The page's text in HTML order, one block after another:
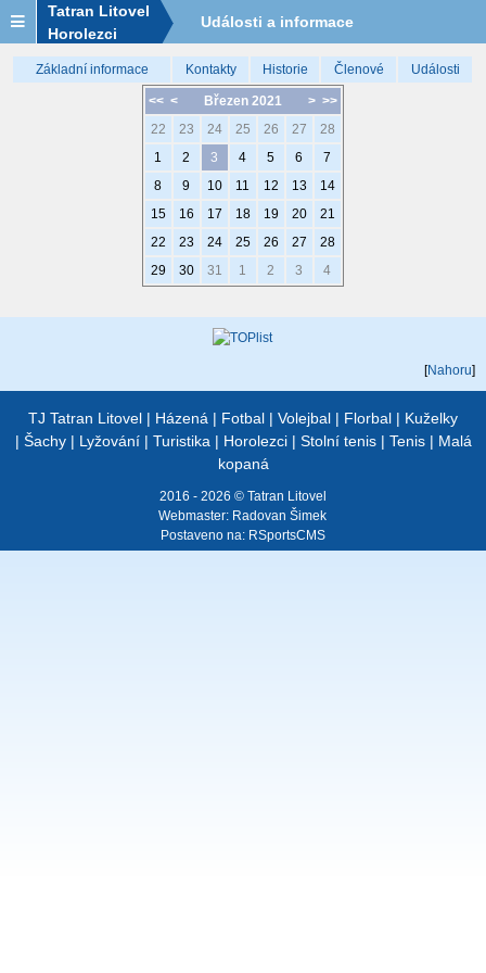
Tatran Litovel
Horolezci
Události a informace
Základní informace Kontakty Historie Členové Události
<< < > >>
Březen 2021
22
23 24 25 26 27
28
1
2 3 4 5 6
7
8
9 10 11 12 13
14
15
16 17 18 19 20
21
22
23 24 25 26 27
28
29
30 31 1 2 3 4
[Nahoru]
TJ Tatran Litovel | Házená | Fotbal | Volejbal | Florbal | Kuželky
| Šachy| Lyžování| Turistika | Horolezci| Stolní tenis| Tenis| Malá
kopaná
2016 - 2026 © Tatran Litovel
Webmaster: Radovan Šimek
Postaveno na: RSportsCMS